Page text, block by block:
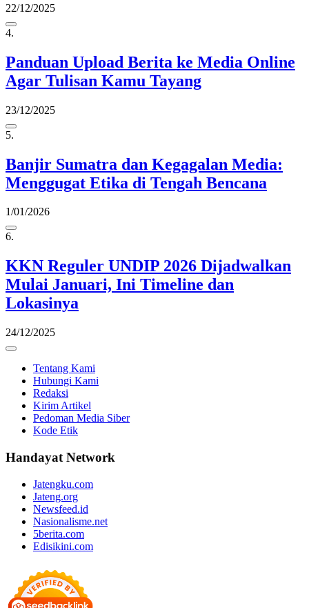
22/12/2025
4.
Panduan Upload Berita ke Media Online
Agar Tulisan Kamu Tayang
23/12/2025
5.
Banjir Sumatra dan Kegagalan Media:
Menggugat Etika di Tengah Bencana
1/01/2026
6.
KKN Reguler UNDIP 2026 Dijadwalkan
Mulai Januari, Ini Timeline dan
Lokasinya
24/12/2025
Tentang Kami
Hubungi Kami
Redaksi
Kirim Artikel
Pedoman Media Siber
Kode Etik
Handayat Network
Jatengku.com
Jateng.org
Newsfeed.id
Nasionalisme.net
5berita.com
Edisikini.com